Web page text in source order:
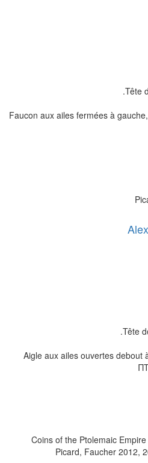
Tête
Faucon aux ailes fermées à
Tête
Aigle aux ailes ouvertes debout
Coins of the Ptolemaic
Picard, Faucher 2012,